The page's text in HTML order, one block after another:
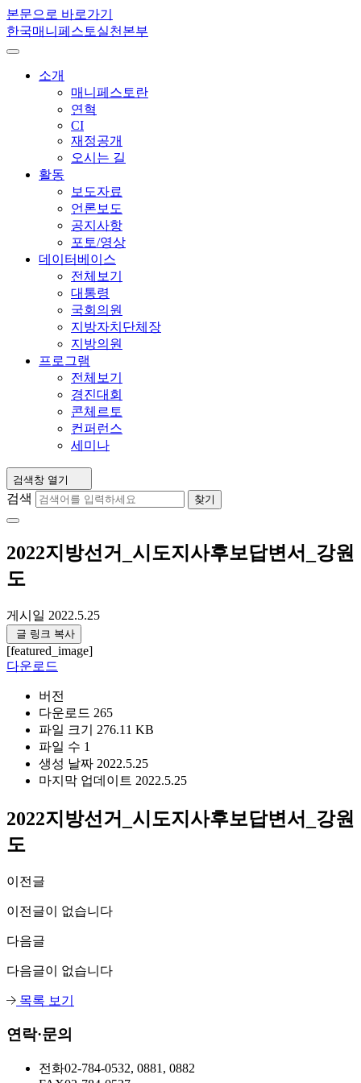
본문으로 바로가기
한국매니페스토실천본부
소개
매니페스토란
연혁
CI
재정공개
오시는 길
활동
보도자료
언론보도
공지사항
포토/영상
데이터베이스
전체보기
대통령
국회의원
지방자치단체장
지방의원
프로그램
전체보기
경진대회
콘체르토
컨퍼런스
세미나
검색창 열기
검색 찾기
2022지방선거_시도지사후보답변서_강원
도
게시일 2022.5.25
글 링크 복사
[featured_image]
다운로드
버전
다운로드 265
파일 크기 276.11 KB
파일 수 1
생성 날짜 2022.5.25
마지막 업데이트 2022.5.25
2022지방선거_시도지사후보답변서_강원
도
이전글
이전글이 없습니다
다음글
다음글이 없습니다
목록 보기
연락·문의
전화02-784-0532, 0881, 0882